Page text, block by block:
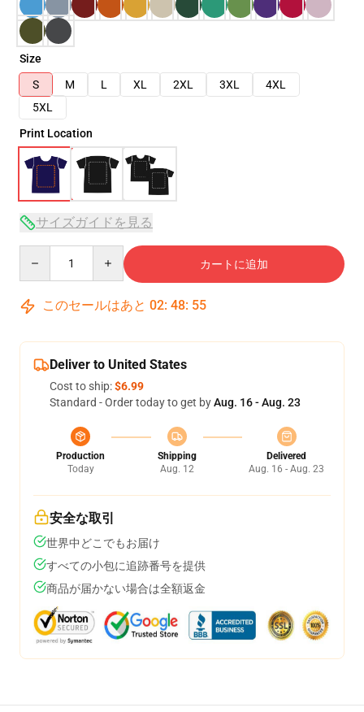
Size
S
M L XL 2XL 3XL
4XL
5XL
Print Location
サイズガイドを見る
カートに追加
このセールはあと 02: 48: 54
Deliver to United States
Cost to ship:$6.99
Standard - Order today to get byAug. 16 - Aug. 23
Production
Today
Shipping
Aug. 12
Delivered
Aug. 16 - Aug. 23
安全な取引
世界中どこでもお届け
すべての小包に追跡番号を提供
商品が届かない場合は全額返金